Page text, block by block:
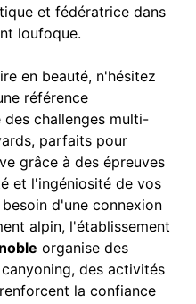
et fédératrice dans
loufoque.
en beauté, n'hésitez
référence
challenges multi-
parfaits pour
grâce à des épreuves
et l'ingéniosité de vos
d'une connexion
alpin, l'établissement
organise des
des activités
la confiance